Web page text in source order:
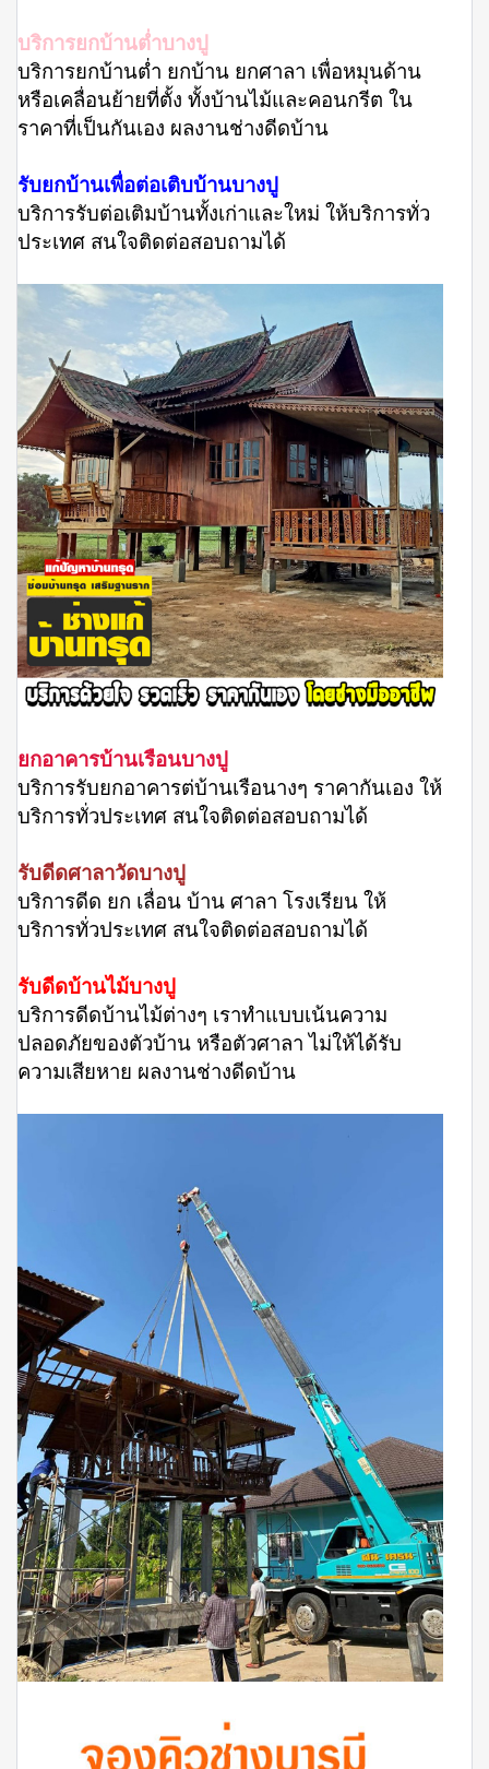
บริการยกบ้านต่ำบางปู
บริการยกบ้านต่ำ ยกบ้าน ยกศาลา เพื่อหมุนด้าน
หรือเคลื่อนย้ายที่ตั้ง ทั้งบ้านไม้และคอนกรีต ใน
ราคาที่เป็นกันเอง ผลงานช่างดีดบ้าน
รับยกบ้านเพื่อต่อเติบบ้านบางปู
บริการรับต่อเติมบ้านทั้งเก่าและใหม่ ให้บริการทั่ว
ประเทศ สนใจติดต่อสอบถามได้
ยกอาคารบ้านเรือนบางปู
บริการรับยกอาคารต่บ้านเรือนางๆ ราคากันเอง ให้
บริการทั่วประเทศ สนใจติดต่อสอบถามได้
รับดีดศาลาวัดบางปู
บริการดีด ยก เลื่อน บ้าน ศาลา โรงเรียน ให้
บริการทั่วประเทศ สนใจติดต่อสอบถามได้
รับดีดบ้านไม้บางปู
บริการดีดบ้านไม้ต่างๆ เราทำแบบเน้นความ
ปลอดภัยของตัวบ้าน หรือตัวศาลา ไม่ให้ได้รับ
ความเสียหาย ผลงานช่างดีดบ้าน